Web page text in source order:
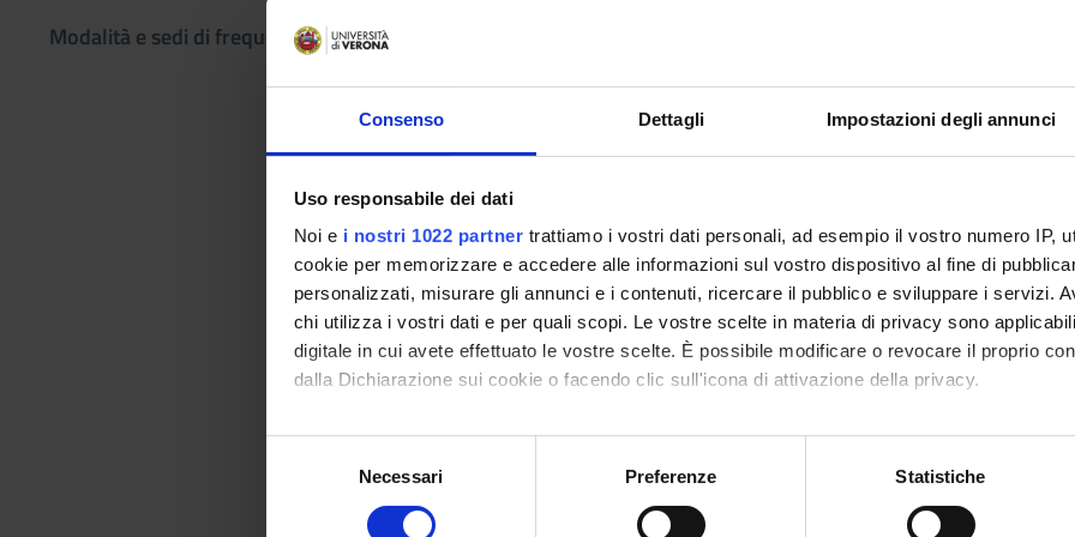
Consenso Dettagli Impostazioni degli annunci
Uso responsabile dei dati
Noi e i nostri 1022 partner trattiamo i vostri dati personali, ad esempio il vostro numero IP,
cookie per memorizzare e accedere alle informazioni sul vostro dispositivo al fine di
personalizzati, misurare gli annunci e i contenuti, ricercare il pubblico e sviluppare i servizi.
chi utilizza i vostri dati e per quali scopi. Le vostre scelte in materia di privacy sono
digitale in cui avete effettuato le vostre scelte. È possibile modificare o revocare il proprio
dalla Dichiarazione sui cookie o facendo clic sull'icona di attivazione della privacy.
Con il tuo consenso, vorremmo anche:
raccogliere informazioni sulla tua posizione geografica, con un'approssimazione di
digitali).
Necessari Preferenze Statistiche
Modalità e sedi di frequenza
Academic staff
Lessons timetable
6
Learning objectives
1ST MODULE The course aims to introduce to the paradigms of reasoning with
the logical rules which can guarantee the value of our speeches? What are the
we suggest? What are the peculiar characters of multimedia communication?
even with concrete examples taken from the field of multimedia 2ND MODULE
some of the properties of semiotic processes within language and other cognitive